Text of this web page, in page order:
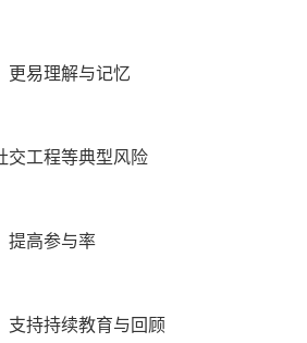
更易理解与记忆
交工程等典型风险
提高参与率
支持持续教育与回顾